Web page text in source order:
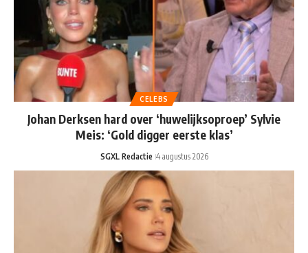
CELEBS
Johan Derksen hard over ‘huwelijksoproep’ Sylvie
Meis: ‘Gold digger eerste klas’
SGXL Redactie 4 augustus 2026